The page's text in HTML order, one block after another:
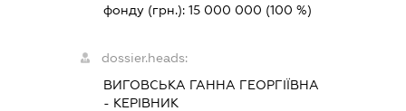
фонду (грн.): 15 000 000 (100 %)
dossier.heads:
ВИГОВСЬКА ГАННА ГЕОРГІЇВНА
- КЕРІВНИК